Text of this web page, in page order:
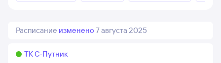
Расписание изменено 7 августа 2025
ТК С-Путник